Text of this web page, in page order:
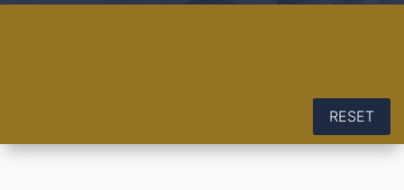
RESET